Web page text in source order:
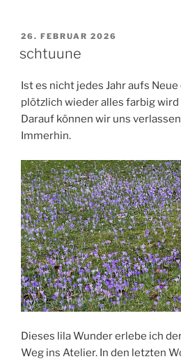
VERÖFFENTLICHT
AM
26. FEBRUAR 2026
schtuune
Ist es nicht jedes Jahr aufs
plötzlich wieder alles farbig
Darauf können wir uns
Immerhin.
Dieses lila Wunder erlebe ich
Weg ins Atelier. In den letzten